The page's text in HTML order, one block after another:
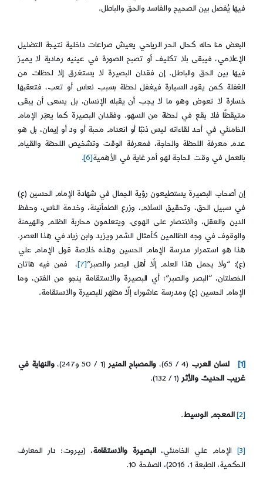
فيها يُفصل بين الصحيح والفاسد والحق والباطل.
البعض منا حاله كحال الحر الرياحي يعيش صراعات داخلية نتيجة التضليل
الإعلامي، فيبقى بلا تكليف أو تصبح الصورة في عينيه رمادية لا يميز
فيها بين الحق والباطل. إن فقدان البصيرة لا يستغرق إلا لحظات من
الغفلة كمن يقود السيارة فيغفل لحظة بسبب نعاس أو تعب، فتعقبها
خسارة لا تعوض وهو ما لا يجب أن يقبله الإنسان، بل يسعى أن يبقى
متيقظًا فلا يقع في لحظة من السهو. وفقدان البصيرة كما يعبّر الإمام
الخامنئي في أحد لقاءاته ليس ذنبًا أو انعدام محبة أو ود أو إيمان، بل هو
عدم معرفة اللحظة والحاجة، فمعرفة الوقت وتشخيص اللحظة والقيام
بالعمل في وقت الحاجة لهو أمر غاية في الأهمية[6]
.
إن أصحاب البصيرة يستطيعون رؤية الجمال في شهادة الإمام الحسين (ع)
في سبيل الحق، وتحقيق السلام، وزرع الطمأنينة، وخدمة الناس، وحفظ
الدين والعقل، والانتصار على الهوى، ويتعلمون محاربة الظلم والهيمنة
والوقوف في وجه الظالمين كأمثال الشمر ويزيد وابن زياد في هذا العصر.
هذا هو استمرار مدرسة الإمام الحسين وهذه خلاصة قول الإمام علي
(ع): “ولا یحمل هذا العلم إلّا أهل البصر والصبر”[7]
، فمن فيه هاتان
الخصلتان، “البصر والصبر”؛ أي البصيرة والاستقامة ينجو من الفتن، وما
الإمام الحسين (ع) ومدرسة عاشوراء إلّا مظهر للبصيرة والاستقامة.
[1] لسان العرب (4 / 65)، والمصباح المنير (1 / 50 و247)،
والنهاية في
غريب الحديث والأثر (1 / 132).
[2] المعجم الوسيط.
[3] الإمام علي الخامنئي،البصيرة والاستقامة، (بيروت: دار المعارف
الحكمية، الطبعة 1، 2016)، الصفحة 10.